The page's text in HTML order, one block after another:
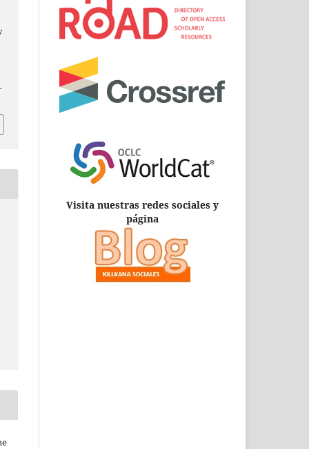
Visita nuestras redes sociales y
página